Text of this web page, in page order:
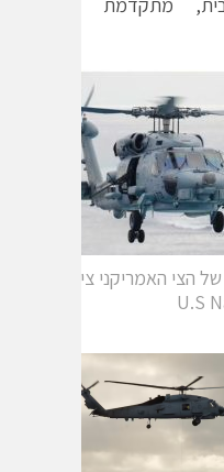
הצי האמריקני צילום:
U.S